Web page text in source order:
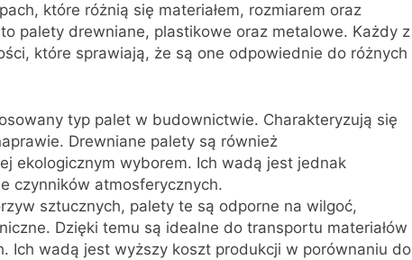
które różnią się materiałem, rozmiarem oraz
palety drewniane, plastikowe oraz metalowe. Każdy z
które sprawiają, że są one odpowiednie do różnych
typ palet w budownictwie. Charakteryzują się
Drewniane palety są również
ekologicznym wyborem. Ich wadą jest jednak
czynników atmosferycznych.
sztucznych, palety te są odporne na wilgoć,
Dzięki temu są idealne do transportu materiałów
Ich wadą jest wyższy koszt produkcji w porównaniu do